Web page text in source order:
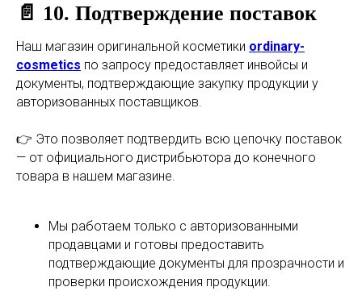
📄 10. Подтверждение поставок
Наш магазин оригинальной косметики ordinary-
cosmetics по запросу предоставляет инвойсы и
документы, подтверждающие закупку продукции у
авторизованных поставщиков.
👉 Это позволяет подтвердить всю цепочку поставок
— от официального дистрибьютора до конечного
товара в нашем магазине.
Мы работаем только с авторизованными
продавцами и готовы предоставить
подтверждающие документы для прозрачности и
проверки происхождения продукции.